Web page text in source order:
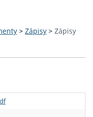
> Zápisy > Zápisy